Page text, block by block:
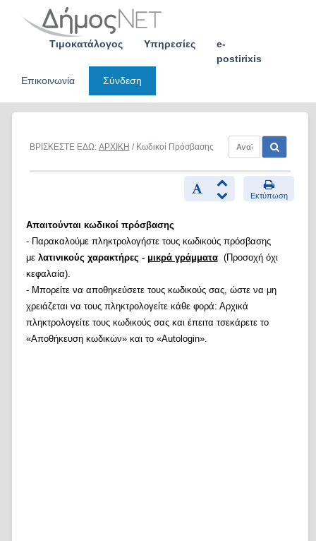
Τιμοκατάλογος Υπηρεσίες
e-
postirixis
Επικοινωνία
Σύνδεση
ΒΡΙΣΚΕΣΤΕ ΕΔΩ: ΑΡΧΙΚΗ / Κωδικοί Πρόσβασης
Εκτύπωση
Απαιτούνται κωδικοί πρόσβασης
- Παρακαλούμε πληκτρολογήστε τους κωδικούς πρόσβασης
με λατινικούς χαρακτήρες - μικρά γράμματα(Προσοχή όχι
κεφαλαία).
- Μπορείτε να αποθηκεύσετε τους κωδικούς σας, ώστε να μη
χρειάζεται να τους πληκτρολογείτε κάθε φορά: Αρχικά
πληκτρολογείτε τους κωδικούς σας και έπειτα τσεκάρετε το
«Αποθήκευση κωδικών» και το «Autologin».